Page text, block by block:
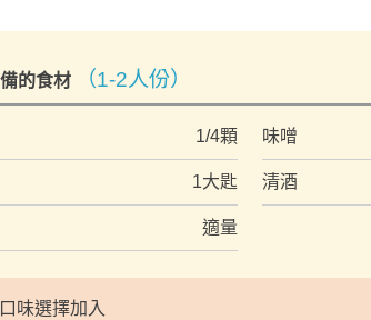
的食材 （1-2人份）
1/4顆 味噌
1大匙 清酒
適量
味選擇加入